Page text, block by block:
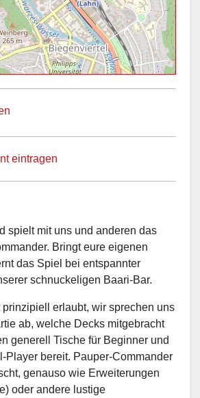
eintragen
spielt mit uns und anderen das
Bringt eure eigenen
das Spiel bei entspannter
schnuckeligen Baari-Bar.
erlaubt, wir sprechen uns
ab, welche Decks mitgebracht
generell Tische für Beginner und
Player bereit. Pauper-Commander
genauso wie Erweiterungen
oder andere lustige